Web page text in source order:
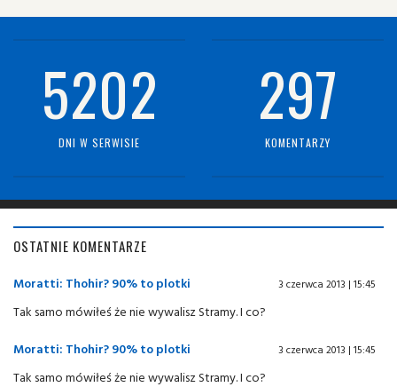
5202
DNI W SERWISIE
297
KOMENTARZY
OSTATNIE KOMENTARZE
Moratti: Thohir? 90% to plotki 3 czerwca 2013 | 15:45
Tak samo mówiłeś że nie wywalisz Stramy. I co?
Moratti: Thohir? 90% to plotki
3 czerwca 2013 | 15:45
Tak samo mówiłeś że nie wywalisz Stramy. I co?